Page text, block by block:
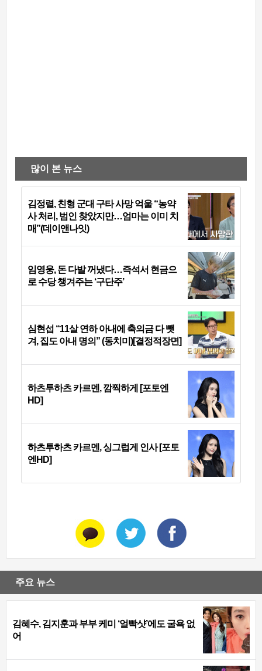
많이 본 뉴스
김정렬, 친형 군대 구타 사망 억울 “농약
사 처리, 범인 찾았지만…엄마는 이미 치
매”(데이앤나잇)
임영웅, 돈 다발 꺼냈다…즉석서 현금으
로 수당 챙겨주는 ‘구단주’
심현섭 “11살 연하 아내에 축의금 다 뺏
겨, 집도 아내 명의” (동치미)[결정적장면]
하츠투하츠 카르멘, 깜찍하게 [포토엔
HD]
하츠투하츠 카르멘, 싱그럽게 인사 [포토
엔HD]
주요 뉴스
김혜수, 김지훈과 부부 케미 ‘얼빡샷’에도 굴욕 없
어